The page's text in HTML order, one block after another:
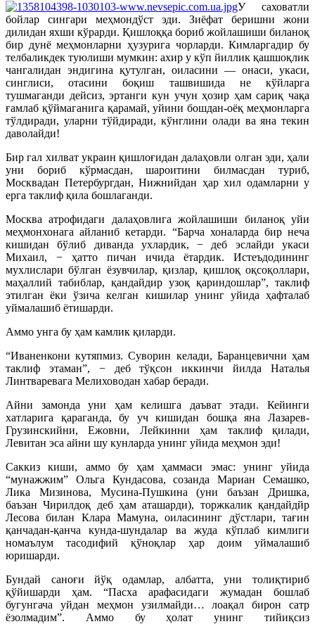
У саховатли
бойлар сингари меҳмондўст эди. Зиёфат беришни жони
дилидан яхши кўрарди. Қишлоққа бориб жойлашиши биланоқ
бир дунё меҳмонларни ҳузурига чорларди. Кимларгадир бу
телбаликдек туюлиши мумкин: ахир у кўп йиллик қашшоқлик
чангалидан эндигина қутулган, оиласини — онаси, укаси,
синглиси, отасини боқиш ташвишида не кўйларга
тушмаганди дейсиз, эртанги кун учун ҳозир ҳам сариқ чақа
ғамлаб қўймаганига қарамай, уйини бошдан-оёқ меҳмонларга
тўлдиради, уларни тўйдиради, кўнглини олади ва яна текин
даволайди!
Бир гал хилват украин қишлоғидан далаҳовли олган эди, ҳали
уни бориб кўрмасдан, шароитини билмасдан туриб,
Москвадан Петербургдан, Нижнийдан ҳар хил одамларни у
ерга таклиф қила бошлаганди.
Москва атрофидаги далаҳовлига жойлашиши биланоқ уйи
меҳмонхонага айланиб кетарди. “Барча хоналарда бир неча
кишидан бўлиб диванда ухлардик, − деб эслайди укаси
Михаил, − ҳатто пичан ичида ётардик. Истеъдодининг
мухлислари бўлган ёзувчилар, қизлар, қишлоқ оқсоқоллари,
маҳаллий табиблар, қандайдир узоқ қариндошлар”, таклиф
этилган ёки ўзича келган кишилар унинг уйида ҳафталаб
уймалашиб ётишарди.
Аммо унга бу ҳам камлик қиларди.
“Иваненкони кутяпмиз. Суворин келади, Баранцевични ҳам
таклиф этаман”, − деб тўқсон иккинчи йилда Наталья
Линтваревага Мелиховодан хабар беради.
Айни замонда уни ҳам келишга даъват этади. Кейинги
хатларига қараганда, бу уч кишидан бошқа яна Лазарев-
Грузинскийни, Ежовни, Лейкинни ҳам таклиф қилади,
Левитан эса айни шу кунларда унинг уйида меҳмон эди!
Саккиз киши, аммо бу ҳам ҳаммаси эмас: унинг уйида
“мунажжим” Ольга Кундасова, созанда Мариан Семашко,
Лика Мизинова, Мусина-Пушкина (уни баъзан Дришка,
баъзан Чирилдоқ деб ҳам аташарди), торжкалик қандайдйр
Лесова билан Клара Мамуна, оиласининг дўстлари, тағин
қанчадан-қанча кунда-шундалар ва жуда кўплаб кимлиги
номаълум тасодифий қўноқлар ҳар доим уймалашиб
юришарди.
Бундай саноғи йўқ одамлар, албатта, уни толиқтириб
қўйишарди ҳам. “Пасха арафасидаги жумадан бошлаб
бугунгача уйдан меҳмон узилмайди… лоақал бирон сатр
ёзолмадим”. Аммо бу ҳолат унинг тийиқсиз